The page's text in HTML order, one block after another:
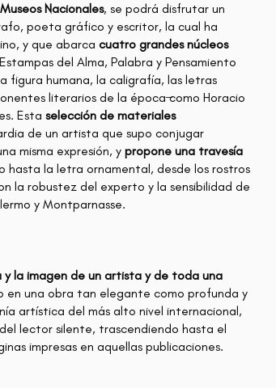
Museos Nacionales, se podrá disfrutar un
poeta gráfico y escritor, la cual ha
y que abarca cuatro grandes núcleos
del Alma, Palabra y Pensamiento
figura humana, la caligrafía, las letras
literarios de la época ̶como Horacio
Esta selección de materiales
de un artista que supo conjugar
misma expresión, y propone una travesía
hasta la letra ornamental, desde los rostros
la robustez del experto y la sensibilidad de
y Montparnasse.
la imagen de un artista y de toda una
en una obra tan elegante como profunda y
artística del más alto nivel internacional,
lector silente, trascendiendo hasta el
impresas en aquellas publicaciones.